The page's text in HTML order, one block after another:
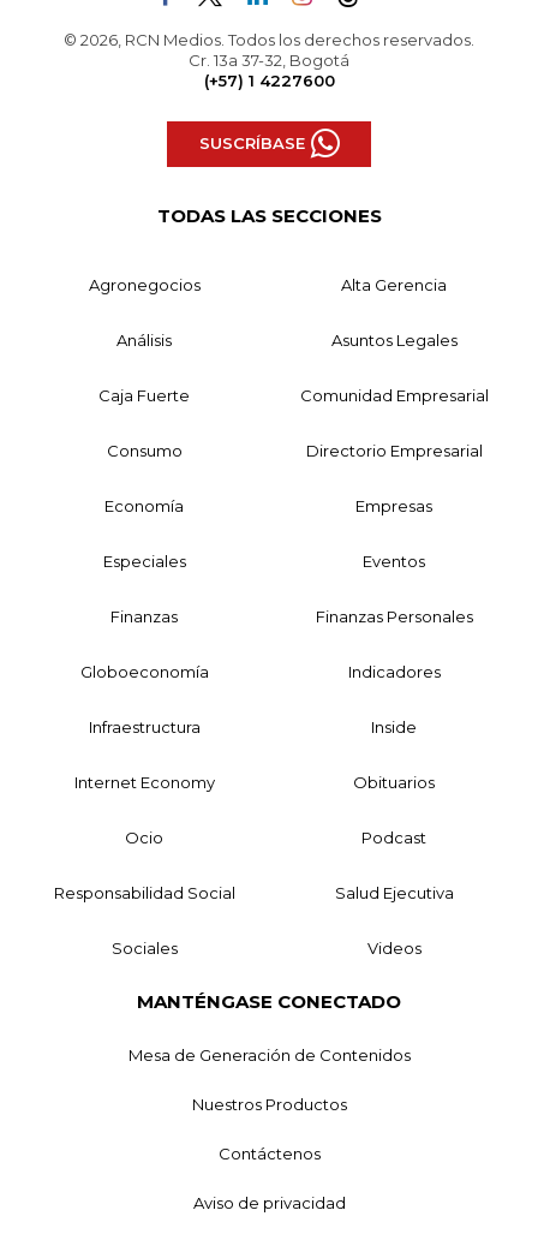
© 2026, RCN Medios. Todos los derechos reservados.
Cr. 13a 37-32, Bogotá
(+57) 1 4227600
SUSCRÍBASE
TODAS LAS SECCIONES
Agronegocios Alta Gerencia
Análisis Asuntos Legales
Caja Fuerte Comunidad Empresarial
Consumo Directorio Empresarial
Economía Empresas
Especiales Eventos
Finanzas Finanzas Personales
Globoeconomía Indicadores
Infraestructura Inside
Internet Economy Obituarios
Ocio Podcast
Responsabilidad Social Salud Ejecutiva
Sociales Videos
MANTÉNGASE CONECTADO
Mesa de Generación de Contenidos
Nuestros Productos
Contáctenos
Aviso de privacidad